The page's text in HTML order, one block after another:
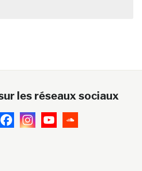
les réseaux sociaux